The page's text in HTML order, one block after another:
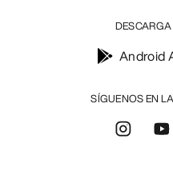
SÍGUENOS EN
Android